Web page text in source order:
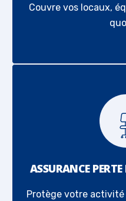
Couvre vos locaux,
ASSURANCE
Protège votre